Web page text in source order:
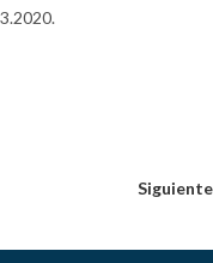
Siguiente